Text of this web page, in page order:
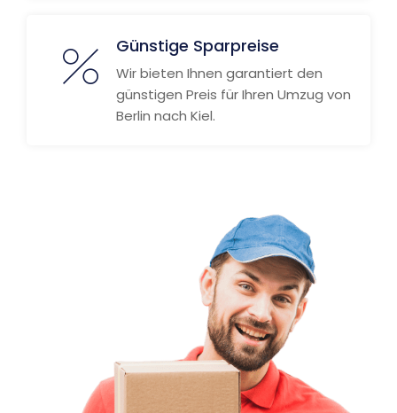
Günstige Sparpreise
Wir bieten Ihnen garantiert den
günstigen Preis für Ihren Umzug von
Berlin nach Kiel.